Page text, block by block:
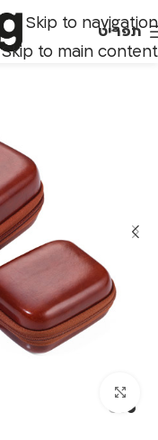
Skip to navigation
Skip to main content
תפריט